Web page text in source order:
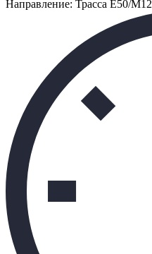
Направление: Трасса Е50/М12